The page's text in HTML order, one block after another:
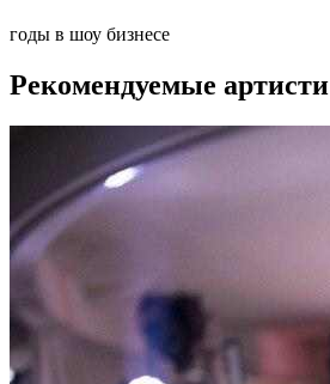
годы в шоу бизнесе
Рекомендуемые артисти